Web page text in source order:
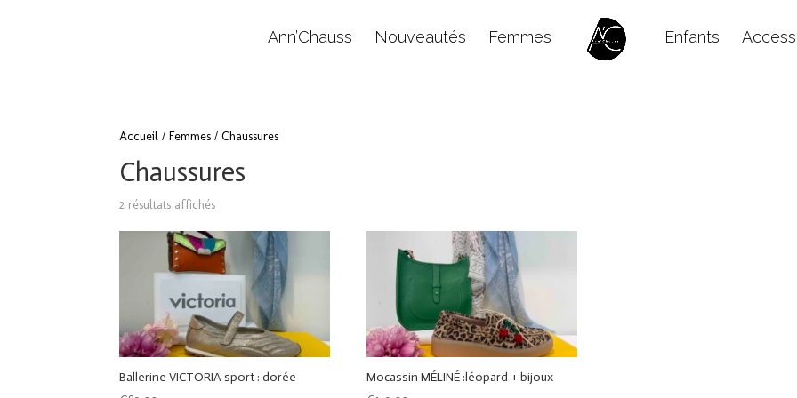
Ann’Chauss Nouveautés Femmes Enfants
Accueil /Femmes / Chaussures
Chaussures
2 résultats affichés
Ballerine VICTORIA sport : dorée
Mocassin MÉLINÉ :léopard + bijoux